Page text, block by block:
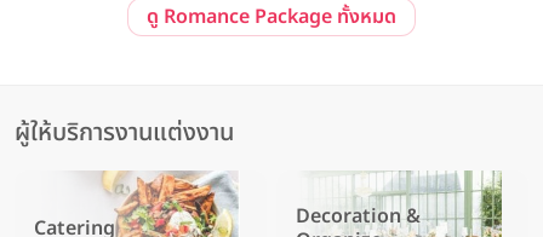
ดู Romance Package ทั้งหมด
ผู้ให้บริการงานแต่งงาน
Catering
Decoration &